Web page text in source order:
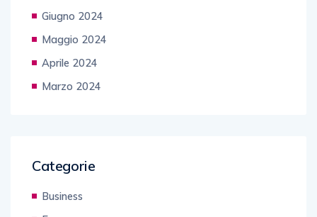
Giugno 2024
Maggio 2024
Aprile 2024
Marzo 2024
Categorie
Business